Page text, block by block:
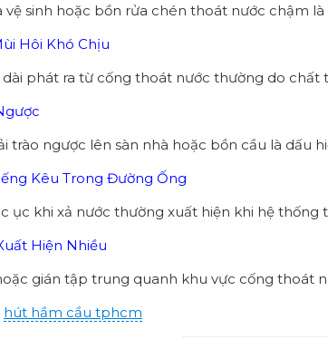
vệ sinh hoặc bồn rửa chén thoát nước chậm
Hôi Khó Chịu
phát ra từ cống thoát nước thường do chất
trào ngược lên sàn nhà hoặc bồn cầu là dấu
Kêu Trong Đường Ống
ục khi xả nước thường xuất hiện khi hệ thống
Hiện Nhiều
gián tập trung quanh khu vực cống thoát
hút hầm cầu tphcm